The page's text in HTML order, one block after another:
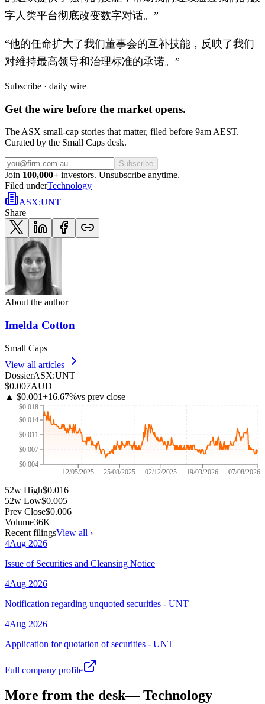
字人类平台彻底改变数字对话。”
“他的任命扩大了我们董事会的互补技能，反映了我们
对维持最高领导和治理标准的承诺。”
Subscribe · daily wire
Get the wire before the market opens.
The ASX small-cap stories that matter, filed before 9am AEST.
Curated by the Small Caps desk.
Subscribe
Join 100,000+ investors. Unsubscribe anytime.
Filed underTechnology
ASX:UNT
Share
About the author
Imelda Cotton
Small Caps
View all articles
DossierASX:UNT
$0.007AUD
▲ $0.001+16.67%vs prev close
12/05/2025 25/08/2025 02/12/2025 19/03/2026 07/08/2026
$0.004
$0.007
$0.011
$0.014
$0.018
52w High$0.016
52w Low$0.005
Prev Close$0.006
Volume36K
Recent filingsView all ›
4Aug 2026
Issue of Securities and Cleansing Notice
4Aug 2026
Notification regarding unquoted securities - UNT
4Aug 2026
Application for quotation of securities - UNT
Full company profile
More from the desk—Technology